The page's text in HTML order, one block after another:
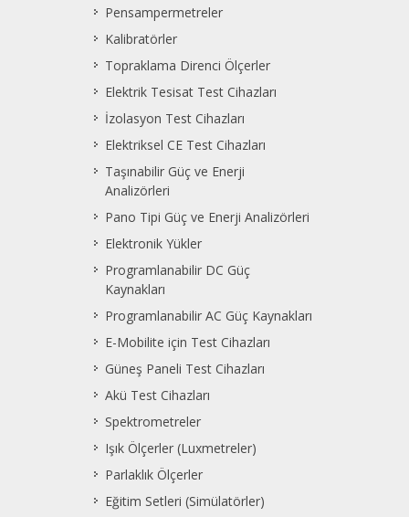
Pensampermetreler
Kalibratörler
Topraklama Direnci Ölçerler
Elektrik Tesisat Test Cihazları
İzolasyon Test Cihazları
Elektriksel CE Test Cihazları
Taşınabilir Güç ve Enerji
Analizörleri
Pano Tipi Güç ve Enerji Analizörleri
Elektronik Yükler
Programlanabilir DC Güç
Kaynakları
Programlanabilir AC Güç Kaynakları
E-Mobilite için Test Cihazları
Güneş Paneli Test Cihazları
Akü Test Cihazları
Spektrometreler
Işık Ölçerler (Luxmetreler)
Parlaklık Ölçerler
Eğitim Setleri (Simülatörler)